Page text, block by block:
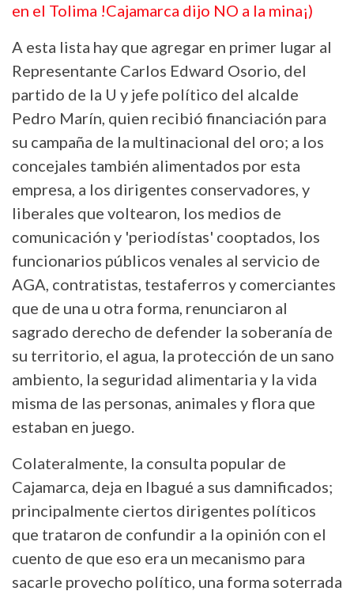
en el Tolima !Cajamarca dijo NO a la mina¡)
A esta lista hay que agregar en primer lugar al
Representante Carlos Edward Osorio, del
partido de la U y jefe político del alcalde
Pedro Marín, quien recibió financiación para
su campaña de la multinacional del oro; a los
concejales también alimentados por esta
empresa, a los dirigentes conservadores, y
liberales que voltearon, los medios de
comunicación y 'periodístas' cooptados, los
funcionarios públicos venales al servicio de
AGA, contratistas, testaferros y comerciantes
que de una u otra forma, renunciaron al
sagrado derecho de defender la soberanía de
su territorio, el agua, la protección de un sano
ambiento, la seguridad alimentaria y la vida
misma de las personas, animales y flora que
estaban en juego.
Colateralmente, la consulta popular de
Cajamarca, deja en Ibagué a sus damnificados;
principalmente ciertos dirigentes políticos
que trataron de confundir a la opinión con el
cuento de que eso era un mecanismo para
sacarle provecho político, una forma soterrada